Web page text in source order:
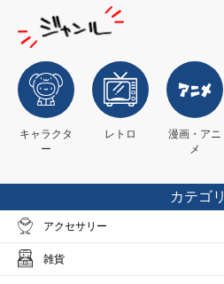
キャラクタ
ー
レトロ
漫画・アニ
メ
カテゴリ
アクセサリー
雑貨